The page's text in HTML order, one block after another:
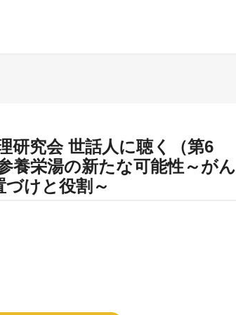
究会 世話人に聴く（第6
養栄湯の新たな可能性～がん
けと役割～